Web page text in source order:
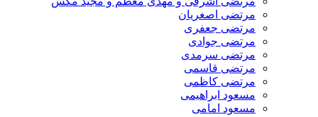
مرتضی اصغریان
مرتضی جعفری
مرتضی جوادی
مرتضی سرمدی
مرتضی قاسمی
مرتضی کاظمی
مسعود ابراهیمی
مسعود امامی